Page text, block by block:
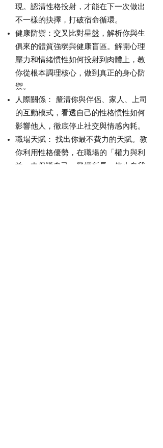
現。認清性格投射，才能在下一次做出
不一樣的抉擇，打破宿命循環。
健康防禦：交叉比對星盤，解析你與生
俱來的體質強弱與健康盲區。解開心理
壓力和情緒慣性如何投射到肉體上，教
你從根本調理核心，做到真正的身心防
禦。
人際關係： 釐清你與伴侶、家人、上司
的互動模式，看透自己的性格慣性如何
影響他人，徹底停止社交與情感內耗。
職場天賦： 找出你最不費力的天賦。教
你利用性格優勢，在職場的「權力與利
益」中保護自己、發揮所長，停止自我